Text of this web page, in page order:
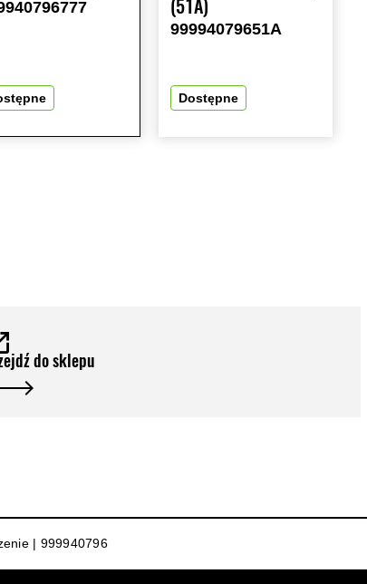
(51A)
99994079651A
Dostępne
do sklepu
| 999940796